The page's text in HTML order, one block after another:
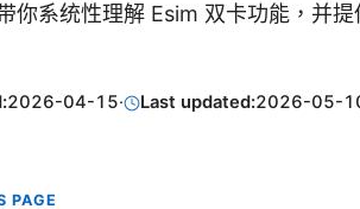
你系统性理解 Esim 双卡功能，并
2026-04-15· Last updated:2026-05-
PAGE